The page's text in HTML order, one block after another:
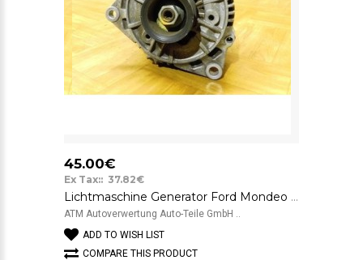
45.00€
Ex Tax:: 37.82€
Lichtmaschine Generator Ford Mondeo 1 Bosch 93BB10300AG 14 V 90 A
ATM Autoverwertung Auto-Teile GmbH ..
ADD TO WISH LIST
COMPARE THIS PRODUCT